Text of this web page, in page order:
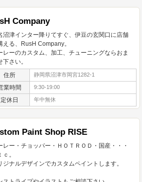
Company
沼津インター降りてすぐ、伊豆の玄関口に店舗
える、RusH Company。
レーのカスタム、加工、チューニングならおま
下さい。
住所 静岡県沼津市岡宮1282-1
業時間 9:30-19:00
定休日 年中無休
Paint Shop RISE
レー・チョッパー・ＨＯＴＲＯＤ・国産・・・
ｃ。
ジナルデザインでカスタムペイントします。